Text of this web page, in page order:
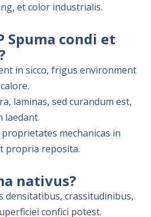
et color industrialis.
Spuma condi et
in sicco, frigus environment
laminas, sed curandum est,
laedant.
mechanicas in
propria reposita.
nativus?
densitatibus, crassitudinibus,
confici potest.